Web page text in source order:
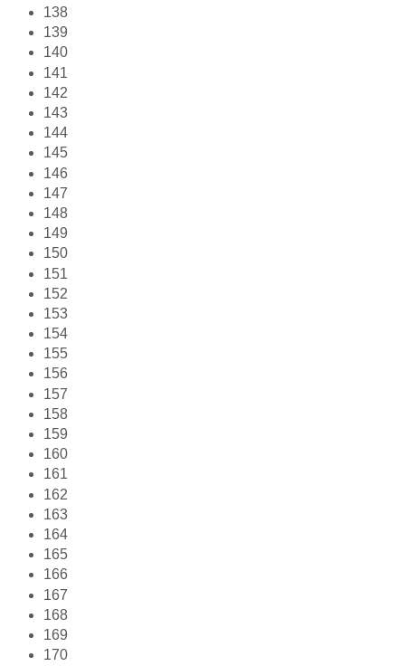
138
139
140
141
142
143
144
145
146
147
148
149
150
151
152
153
154
155
156
157
158
159
160
161
162
163
164
165
166
167
168
169
170